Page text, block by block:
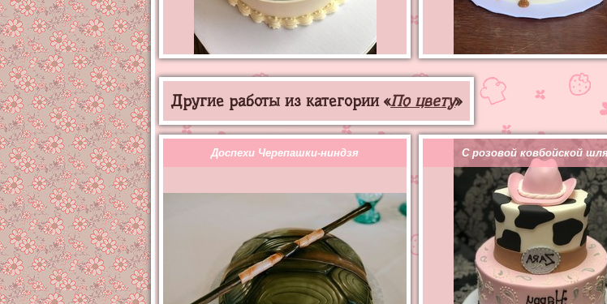
Другие работы из категории «По цвету»
Доспехи Черепашки-ниндзя С розовой ковбойской